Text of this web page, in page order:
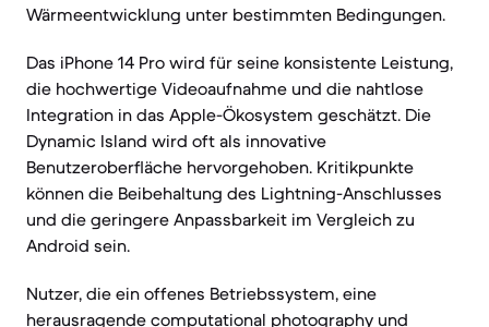
Wärmeentwicklung unter bestimmten Bedingungen.
Das iPhone 14 Pro wird für seine konsistente Leistung,
die hochwertige Videoaufnahme und die nahtlose
Integration in das Apple-Ökosystem geschätzt. Die
Dynamic Island wird oft als innovative
Benutzeroberfläche hervorgehoben. Kritikpunkte
können die Beibehaltung des Lightning-Anschlusses
und die geringere Anpassbarkeit im Vergleich zu
Android sein.
Nutzer, die ein offenes Betriebssystem, eine
herausragende computational photography und